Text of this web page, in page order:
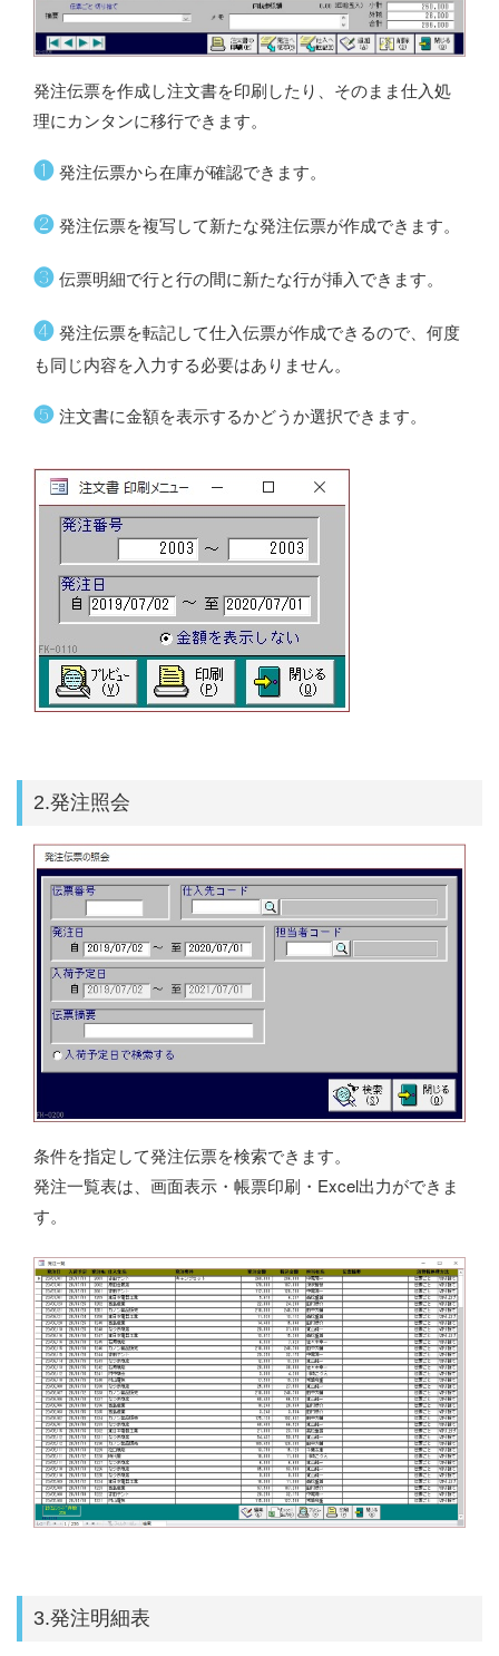
発注伝票を作成し注文書を印刷したり、そのまま仕入処
理にカンタンに移行できます。
❶ 発注伝票から在庫が確認できます。
❷ 発注伝票を複写して新たな発注伝票が作成できます。
❸ 伝票明細で行と行の間に新たな行が挿入できます。
❹ 発注伝票を転記して仕入伝票が作成できるので、何度
も同じ内容を入力する必要はありません。
❺ 注文書に金額を表示するかどうか選択できます。
2.発注照会
条件を指定して発注伝票を検索できます。
発注一覧表は、画面表示・帳票印刷・Excel出力ができま
す。
3.発注明細表